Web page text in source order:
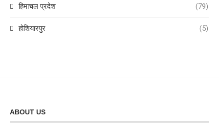
हिमाचल प्रदेश (79)
होशियारपुर (5)
ABOUT US